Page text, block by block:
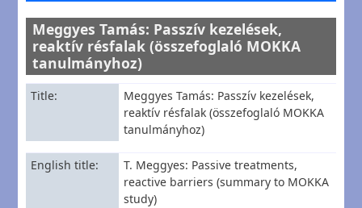
Meggyes Tamás: Passzív kezelések,
reaktív résfalak (összefoglaló MOKKA
tanulmányhoz)
Title
Meggyes Tamás: Passzív kezelések,
reaktív résfalak (összefoglaló MOKKA
tanulmányhoz)
English title
T. Meggyes: Passive treatments,
reactive barriers (summary to MOKKA
study)